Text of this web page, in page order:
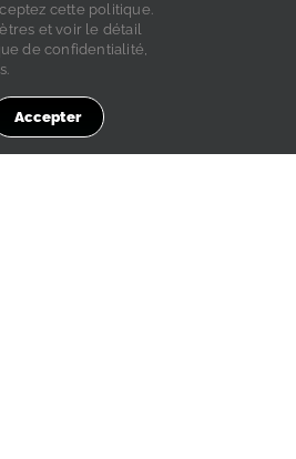
newsletter
Confidentialité
cette politique.
et voir le détail
de confidentialité,
Accepter